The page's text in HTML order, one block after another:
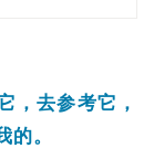
，去参考它，
。